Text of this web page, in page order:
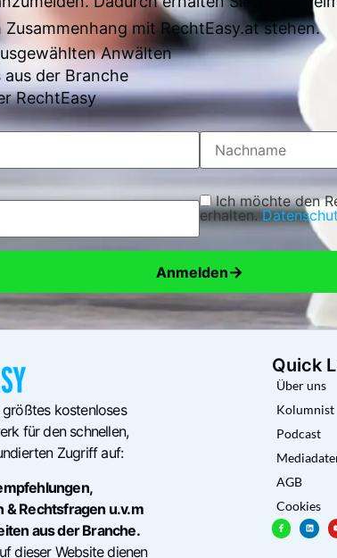
mit RechtEasy.at stehen.
Anwälten
der Branche
RechtEasy
Ich möchte den
erhalten.
Anmelden→
größtes kostenloses
für den schnellen,
Zugriff auf:
Rechtsfragen u.v.m
aus der Branche.
dieser Website dienen
Quick
Über uns
Kolumnist
Podcast
AGB
Cookies